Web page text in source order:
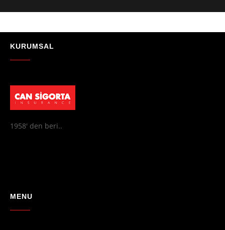
"Can Sigorta ile yaşadığım deneyim son derece olumluydu. Hem
sağladılar, her soruma sabırla ve açıklayıcı bir şekilde yanıt verdiler.
Güvenilir, profesyonel ve müşteri memnuniyetini ön planda tutan bir
kurum. Gönül rahatlığıyla tavsiye ederim"